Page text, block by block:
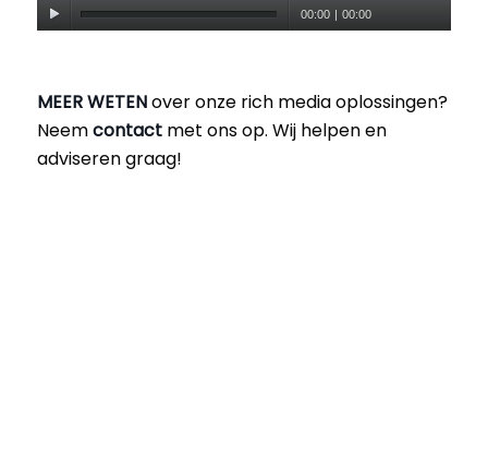
00:00 | 00:00
MEER WETENover onze rich media oplossingen?
Neemcontactmet ons op. Wij helpen en
adviseren graag!